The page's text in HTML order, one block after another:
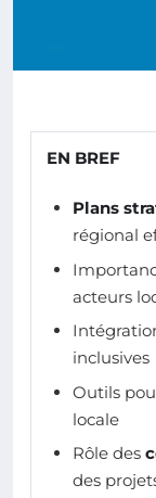
EN BREF
Plans
régional
acteurs
inclusives
Outils
locale
Rôle des
des